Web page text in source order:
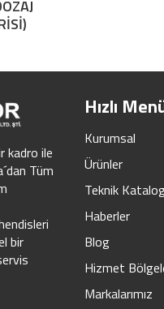
kadro ile
Tüm
bir
Hızlı
Kurumsal
Ürünler
Teknik
Haberler
Blog
Hizmet
Markalarımız